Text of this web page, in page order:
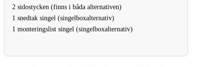
2 sidostycken (finns i båda alternativen)
1 snedtak singel (singelboxalternativ)
1 monteringslist singel (singelboxalternativ)